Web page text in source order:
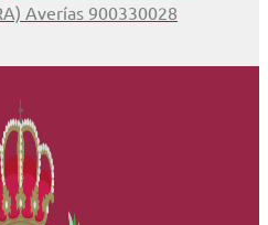
Averías 900330028